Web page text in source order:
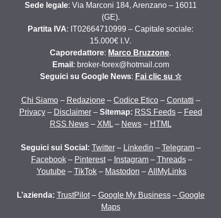
Sede legale: Via Marconi 184, Arenzano – 16011
(GE).
Partita IVA: IT02664710999 – Capitale sociale:
15.000€ I.V.
Caporedattore: Marco Bruzzone.
Email : broker-forex@hotmail.com
Seguici su Google News: Fai clic su ☆
Chi Siamo– Redazione– Codice Etico– Contatti –
Privacy– Disclaimer– Sitemap: RSS Feeds– Feed
RSS News– XML– News– HTML
Seguici sui Social: Twitter– Linkedin – Telegram–
Facebook– Pinterest– Instagram– Threads–
Youtube – TikTok – Mastodon – AllMyLinks
L’azienda: TrustPilot– Google My Business– Google
Maps